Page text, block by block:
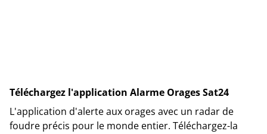
Téléchargez l'application Alarme Orages Sat24
L'application d'alerte aux orages avec un radar de
foudre précis pour le monde entier. Téléchargez-la